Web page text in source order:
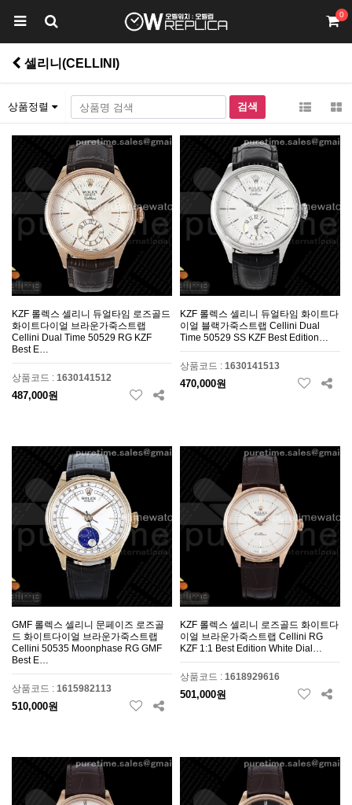
0
셀리니(CELLINI)
상품정렬
KZF 롤렉스 셀리니 듀얼타임 로즈골드
화이트다이얼 브라운가죽스트랩
Cellini Dual Time 50529 RG KZF
Best E…
상품코드 : 1630141512
487,000원
KZF 롤렉스 셀리니 듀얼타임 화이트다
이얼 블랙가죽스트랩 Cellini Dual
Time 50529 SS KZF Best Edition…
상품코드 : 1630141513
470,000원
GMF 롤렉스 셀리니 문페이즈 로즈골
드 화이트다이얼 브라운가죽스트랩
Cellini 50535 Moonphase RG GMF
Best E…
상품코드 : 1615982113
510,000원
KZF 롤렉스 셀리니 로즈골드 화이트다
이얼 브라운가죽스트랩 Cellini RG
KZF 1:1 Best Edition White Dial…
상품코드 : 1618929616
501,000원